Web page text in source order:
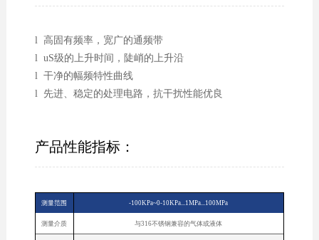
l 高固有频率，宽广的通频带
l uS级的上升时间，陡峭的上升沿
l 干净的幅频特性曲线
l 先进、稳定的处理电路，抗干扰性能优良
产品性能指标：
测量范围 -100KPa~0-10KPa...1MPa...100MPa
测量介质 与316不锈钢兼容的气体或液体